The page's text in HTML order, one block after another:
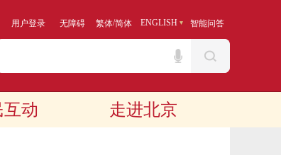
用户登录 无障碍 繁体/简体 ENGLISH 智能问答
动 走进北京